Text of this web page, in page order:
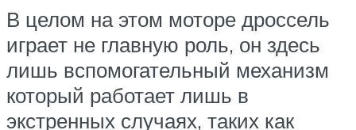
В целом на этом моторе дроссель
играет не главную роль, он здесь
лишь вспомогательный механизм
который работает лишь в
экстренных случаях, таких как